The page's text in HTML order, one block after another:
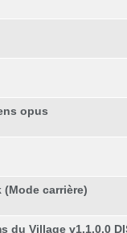
opus
(Mode carrière)
du Village v1.1.0.0